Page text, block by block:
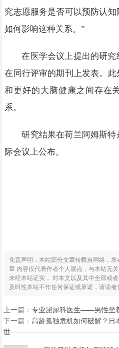
究志愿服务是否可以预防认
如何影响这种关系。”
在医学会议上提出的研
在同行评审的期刊上发表。
和更好的大脑健康之间存在
系。
研究结果在荷兰阿姆斯
际会议上公布。
免责声明：本站部分文章转载自网络，
章 内容仅代表作者个人观点，与本站无
未经本站证实， 对本文以及其中全部或
及时性本站不作任何保证或承诺，请读者
上一篇：专业泌尿科医生——男性坐
下一篇：高龄孤独危机如何破解？日
世